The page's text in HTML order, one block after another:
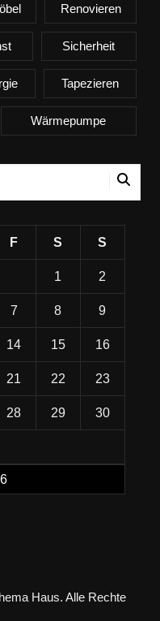
Renovieren
Sicherheit
Tapezieren
Wärmepumpe
F S S
1 2
7 8 9
14 15 16
21 22 23
28 29 30
Haus. Alle Rechte